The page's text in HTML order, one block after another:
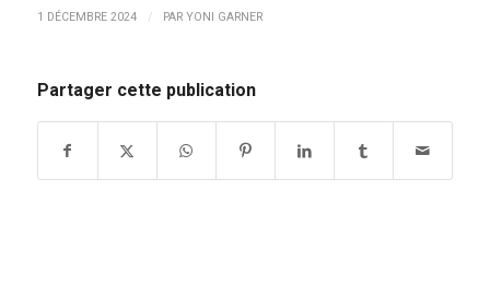
1 DÉCEMBRE 2024 / PAR YONI GARNER
Partager cette publication